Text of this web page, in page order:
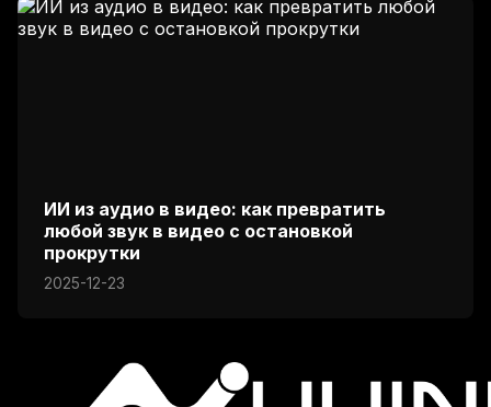
ИИ из аудио в видео: как превратить
любой звук в видео с остановкой
прокрутки
2025-12-23